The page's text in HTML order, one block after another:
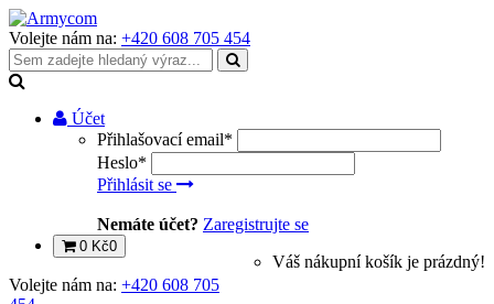
Volejte nám na: +420 608 705 454
Účet
Přihlašovací email*
Heslo*
Přihlásit se
Nemáte účet? Zaregistrujte se
0 Kč0
Váš nákupní košík je prázdný!
Volejte nám na: +420 608 705